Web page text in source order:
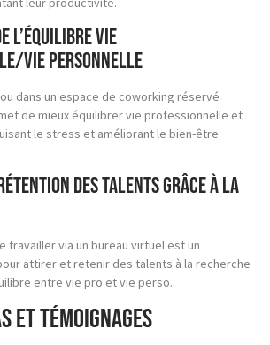
l’équilibre vie
vie personnelle
dans un espace de coworking réservé
de mieux équilibrer vie professionnelle et
le stress et améliorant le bien-être
des talents grâce à la
travailler via un bureau virtuel est un
attirer et retenir des talents à la recherche
entre vie pro et vie perso.
et Témoignages